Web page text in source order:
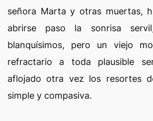
señora Marta y otras muertas,
abrirse paso la sonrisa
blanquísimos, pero un viejo
refractario a toda plausible
aflojado otra vez los resortes
simple y compasiva.